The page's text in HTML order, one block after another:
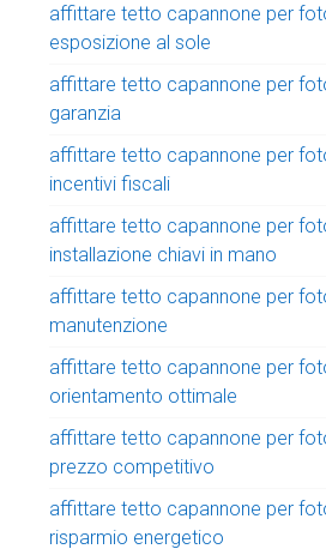
affittare tetto capannone per
esposizione al sole
affittare tetto capannone per
garanzia
affittare tetto capannone per
incentivi fiscali
affittare tetto capannone per
installazione chiavi in mano
affittare tetto capannone per
manutenzione
affittare tetto capannone per
orientamento ottimale
affittare tetto capannone per
prezzo competitivo
affittare tetto capannone per
risparmio energetico